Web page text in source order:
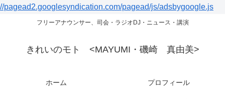
//pagead2.googlesyndication.com/pagead/js/adsbygoogle.js
フリーアナウンサー、司会・ラジオDJ・ニュース・講演
きれいのモト <MAYUMI・磯崎 真由美>
ホーム プロフィール